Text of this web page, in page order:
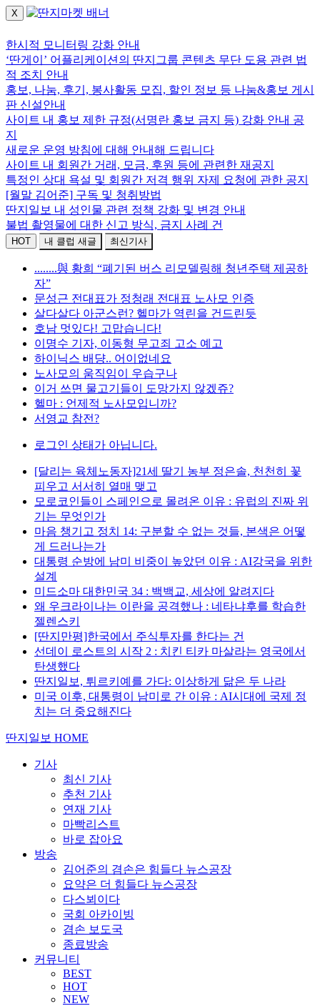
X
한시적 모니터링 강화 안내
‘딴게이’ 어플리케이션의 딴지그룹 콘텐츠 무단 도용 관련 법
적 조치 안내
홍보, 나눔, 후기, 봉사활동 모집, 할인 정보 등 나눔&홍보 게시
판 신설안내
사이트 내 홍보 제한 규정(서명란 홍보 금지 등) 강화 안내 공
지
새로운 운영 방침에 대해 안내해 드립니다
사이트 내 회원간 거래, 모금, 후원 등에 관련한 재공지
특정인 상대 욕설 및 회원간 저격 행위 자제 요청에 관한 공지
[월말 김어준] 구독 및 청취방법
딴지일보 내 성인물 관련 정책 강화 및 변경 안내
불법 촬영물에 대한 신고 방식, 금지 사례 건
HOT 내 클럽 새글 최신기사
........與 황희 “폐기된 버스 리모델링해 청년주택 제공하
자”
문성근 전대표가 정청래 전대표 노사모 인증
살다살다 아군스런? 헬마가 역린을 건드린듯
호남 멋있다! 고맙습니다!
이명수 기자, 이동형 무고죄 고소 예고
하이닉스 배댱.. 어이없네요
노사모의 움직임이 우습구나
이거 쓰면 물고기들이 도망가지 않겠쥬?
헬마 : 언제적 노사모입니까?
서영교 참전?
로그인 상태가 아닙니다.
[달리는 육체노동자]21세 딸기 농부 정은솔, 천천히 꽃
피우고 서서히 열매 맺고
모로코인들이 스페인으로 몰려온 이유 : 유럽의 진짜 위
기는 무엇인가
마음 챙기고 정치 14: 구분할 수 없는 것들, 본색은 어떻
게 드러나는가
대통령 순방에 남미 비중이 높았던 이유 : AI강국을 위한
설계
미드소마 대한민국 34 : 백백교, 세상에 알려지다
왜 우크라이나는 이란을 공격했나 : 네타냐후를 학습한
젤렌스키
[딴지만평]한국에서 주식투자를 한다는 건
선데이 로스트의 시작 2 : 치킨 티카 마살라는 영국에서
탄생했다
딴지일보, 튀르키예를 가다: 이상하게 닮은 두 나라
미국 이후, 대통령이 남미로 간 이유 : AI시대에 국제 정
치는 더 중요해진다
딴지일보 HOME
기사
최신 기사
추천 기사
연재 기사
마빡리스트
바로 잡아요
방송
김어준의 겸손은 힘들다 뉴스공장
요약은 더 힘들다 뉴스공장
다스뵈이다
국회 아카이빙
겸손 보도국
종료방송
커뮤니티
BEST
HOT
NEW